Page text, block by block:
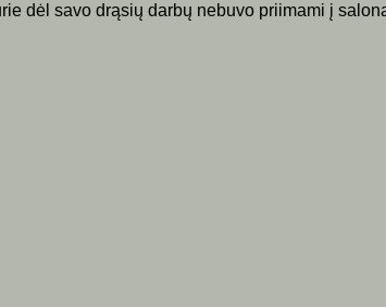
dėl savo drąsių darbų nebuvo priimami į